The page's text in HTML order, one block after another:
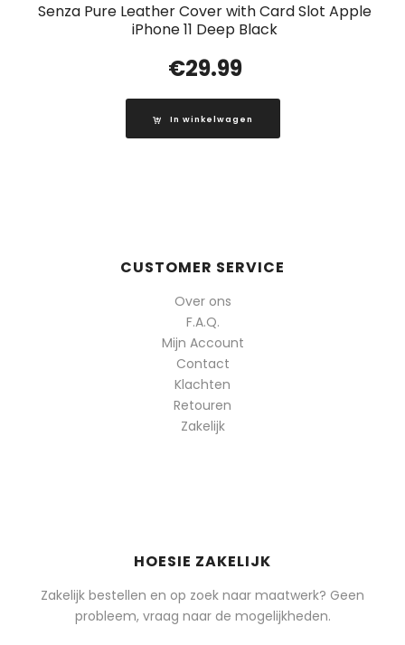
Senza Pure Leather Cover with Card Slot Apple
iPhone 11 Deep Black
€29.99
In winkelwagen
CUSTOMER SERVICE
Over ons
F.A.Q.
Mijn Account
Contact
Klachten
Retouren
Zakelijk
HOESIE ZAKELIJK
Zakelijk bestellen en op zoek naar maatwerk? Geen
probleem, vraag naar de mogelijkheden.